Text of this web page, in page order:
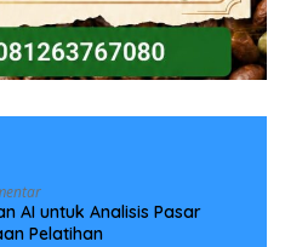
AI untuk Analisis Pasar
Pelatihan